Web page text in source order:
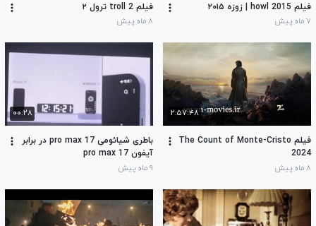
فیلم howl 2015 | زوزه ۲۰۱۵
۷ ماه پیش
فیلم troll 2 ترول ۲
۸ ماه پیش
۲:۵۷:۴۸
فیلم The Count of Monte-Cristo
2024
۸ ماه پیش
۰۰:۲۸
باطری شیائومی 17 pro max در برابر
آیفون 17 pro max
۹ ماه پیش